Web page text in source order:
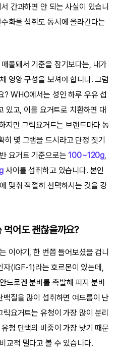
간과하면 안 되는 사실이 있습니
화물 섭취도 동시에 올라간다는
몰돼서 기준을 잡기보다는, 내가
영양 구성을 보셔야 합니다. 그럼
? WHO에서는 성인 하루 우유 섭
고, 이를 요거트로 치환하면 대
지만 그릭요거트는 브랜드마다 농
히 몇 그램을 드시라고 단정 짓기
요거트 기준으로는100~120g
사이를 섭취하고 있습니다. 본인
맞춰 적절히 선택하시는 것을 강
먹어도 괜찮을까요?
이야기, 한 번쯤 들어보셨을 겁니
(IGF-1)라는 호르몬이 있는데,
드로겐 분비를 촉발해 피지 분비
질을 많이 섭취하면 여드름이 난
요거트는 유청이 가장 많이 분리
청 단백의 비중이 가장 낮기 때문
교적 멀다고 볼 수 있습니다.